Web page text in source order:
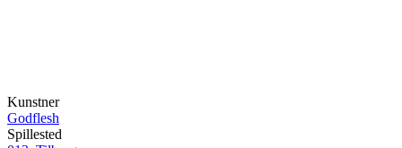
Kunstner
Godflesh
Spillested